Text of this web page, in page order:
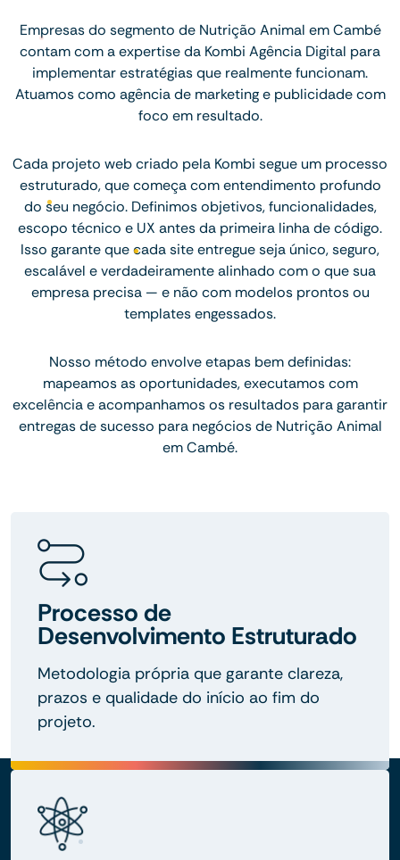
Empresas do segmento de Nutrição Animal em Cambé
contam com a expertise da Kombi Agência Digital para
implementar estratégias que realmente funcionam.
Atuamos como agência de marketing e publicidade com
foco em resultado.
Cada projeto web criado pela Kombi segue um processo
estruturado, que começa com entendimento profundo
do seu negócio. Definimos objetivos, funcionalidades,
escopo técnico e UX antes da primeira linha de código.
Isso garante que cada site entregue seja único, seguro,
escalável e verdadeiramente alinhado com o que sua
empresa precisa — e não com modelos prontos ou
templates engessados.
Nosso método envolve etapas bem definidas:
mapeamos as oportunidades, executamos com
excelência e acompanhamos os resultados para garantir
entregas de sucesso para negócios de Nutrição Animal
em Cambé.
Processo de
Desenvolvimento Estruturado
Metodologia própria que garante clareza,
prazos e qualidade do início ao fim do
projeto.